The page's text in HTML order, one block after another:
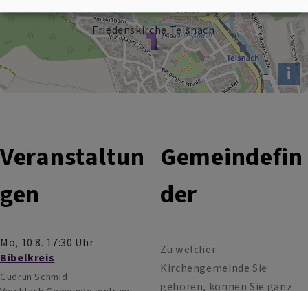
Friedenskirche Teisnach
i
Veranstaltun
gen
Mo, 10.8. 17:30 Uhr
Bibelkreis
Gudrun Schmid
Gemeindefin
der
Zu welcher
Kirchengemeinde Sie
gehören, können Sie ganz